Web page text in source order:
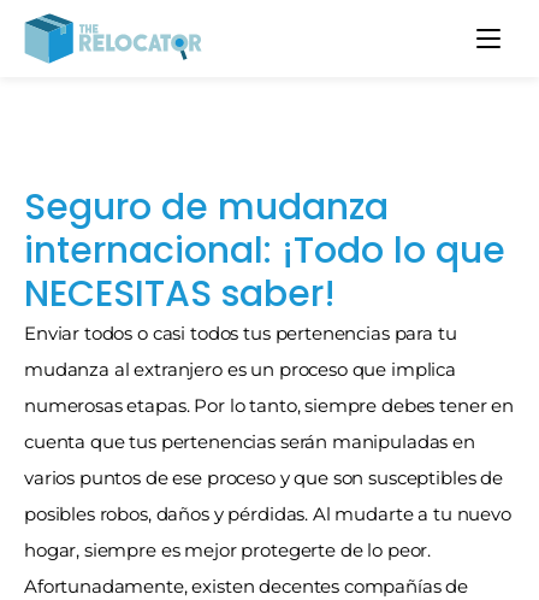
Seguro de mudanza
internacional: ¡Todo lo que
NECESITAS saber!
Enviar todos o casi todos tus pertenencias para tu
mudanza al extranjero es un proceso que implica
numerosas etapas. Por lo tanto, siempre debes tener en
cuenta que tus pertenencias serán manipuladas en
varios puntos de ese proceso y que son susceptibles de
posibles robos, daños y pérdidas. Al mudarte a tu nuevo
hogar, siempre es mejor protegerte de lo peor.
Afortunadamente, existen decentes compañías de